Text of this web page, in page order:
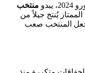
منتخب
يُنتج جيلاً من
تجعل المنتخب صعب